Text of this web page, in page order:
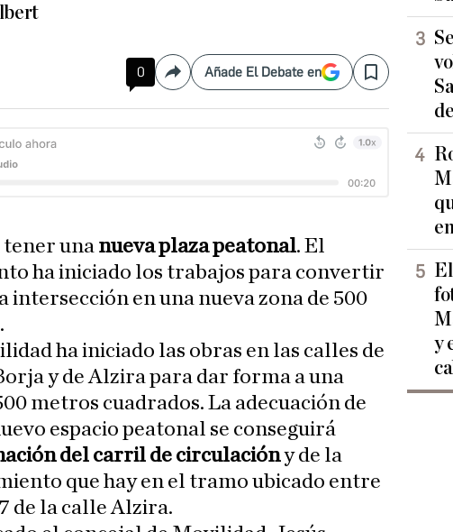
0 CompartirAñade El Debate en Save
tener una nueva plaza peatonal. El
ha iniciado los trabajos para convertir
intersección en una nueva zona de 500
ha iniciado las obras en las calles de
y de Alzira para dar forma a una
metros cuadrados. La adecuación de
espacio peatonal se conseguirá
del carril de circulacióny de la
que hay en el tramo ubicado entre
de la calle Alzira.
y